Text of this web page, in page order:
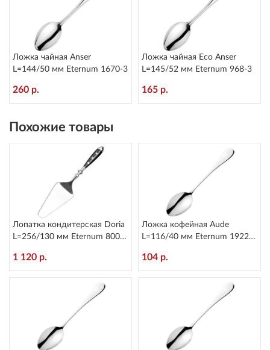
Ложка чайная Anser
L=144/50 мм Eternum 1670-3
260 р.
Ложка чайная Eco Anser
L=145/52 мм Eternum 968-3
165 р.
Похожие товары
Лопатка кондитерская Doria
L=256/130 мм Eternum 8004-
1 120 р.
Ложка кофейная Aude
L=116/40 мм Eternum 1922-
104 р.